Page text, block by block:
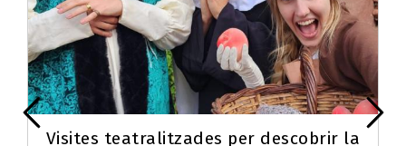
Visites teatralitzades per descobrir la